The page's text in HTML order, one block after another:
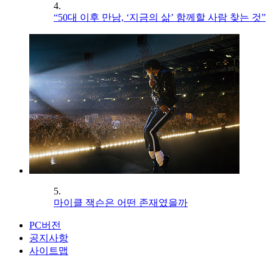
4.
“50대 이후 만남, ‘지금의 삶’ 함께할 사람 찾는 것”
5.
마이클 잭슨은 어떤 존재였을까
PC버전
공지사항
사이트맵